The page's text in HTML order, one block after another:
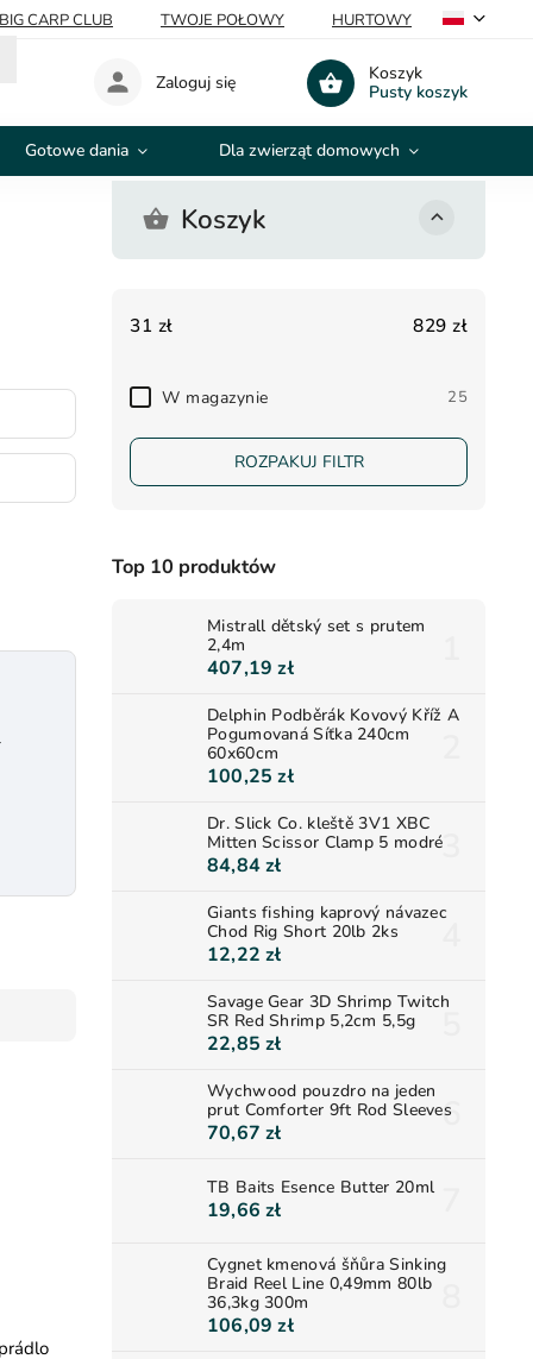
CARP CLUB TWOJE POŁOWY HURTOWY
Koszyk
Pusty koszyk
Zaloguj się
Gotowe dania Dla zwierząt domowych
Koszyk
31 zł 829 zł
W magazynie 25
ROZPAKUJ FILTR
Top 10 produktów
Mistrall dětský set s prutem
2,4m
407,19 zł
Delphin Podběrák Kovový Kříž A
Pogumovaná Síťka 240cm
60x60cm
100,25 zł
Dr. Slick Co. kleště 3V1 XBC
Mitten Scissor Clamp 5 modré
84,84 zł
Giants fishing kaprový návazec
Chod Rig Short 20lb 2ks
12,22 zł
Savage Gear 3D Shrimp Twitch
SR Red Shrimp 5,2cm 5,5g
22,85 zł
Wychwood pouzdro na jeden
prut Comforter 9ft Rod Sleeves
70,67 zł
TB Baits Esence Butter 20ml
19,66 zł
Cygnet kmenová šňůra Sinking
Braid Reel Line 0,49mm 80lb
36,3kg 300m
106,09 zł